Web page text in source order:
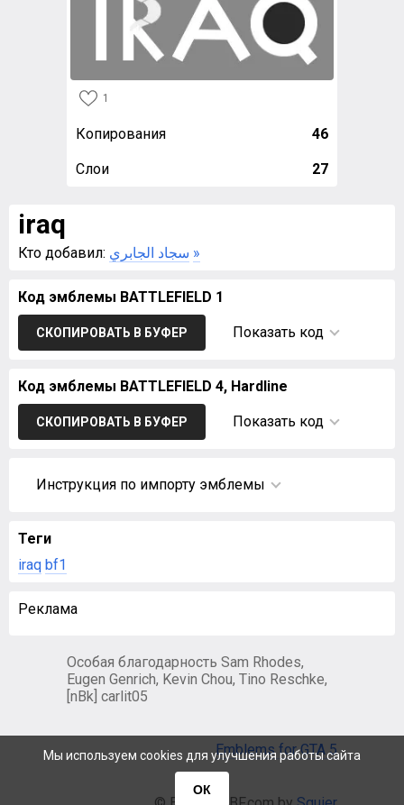
Мы используем cookies для улучшения работы сайта
ОК
1
Копирования 46
Слои 27
iraq
Кто добавил: سجاد الجابري »
Код эмблемы BATTLEFIELD 1
СКОПИРОВАТЬ В БУФЕР Показать код
Код эмблемы BATTLEFIELD 4, Hardline
СКОПИРОВАТЬ В БУФЕР Показать код
Инструкция по импорту эмблемы
Теги
iraq bf1
Реклама
Особая благодарность Sam Rhodes,
Eugen Genrich, Kevin Chou, Tino Reschke,
[nBk] carlit05
Emblems for GTA 5